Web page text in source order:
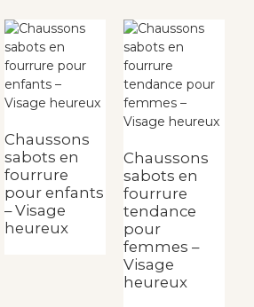
Chaussons
sabots en
fourrure
pour enfants
– Visage
heureux
Chaussons
sabots en
fourrure
tendance
pour
femmes –
Visage
heureux